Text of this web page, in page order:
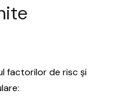
factorilor de risc și